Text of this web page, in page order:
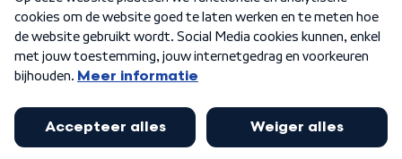
Algemene voorwaarden